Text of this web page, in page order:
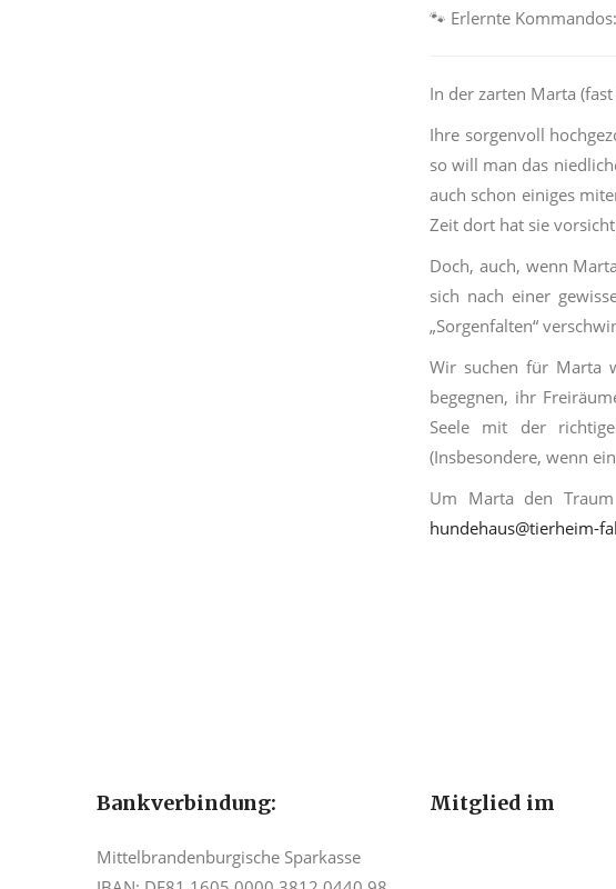
🐾 Erlernte Kommandos:
In der zarten Marta
Ihre sorgenvoll
so will man das
auch schon einiges
Zeit dort hat sie
Doch, auch, wenn
sich nach einer
„Sorgenfalten“
Wir suchen für Marta
begegnen, ihr
Seele mit der
(Insbesondere, wenn
Um Marta den
hundehaus@tierheim-
Bankverbindung:
Mittelbrandenburgische Sparkasse
Mitglied im